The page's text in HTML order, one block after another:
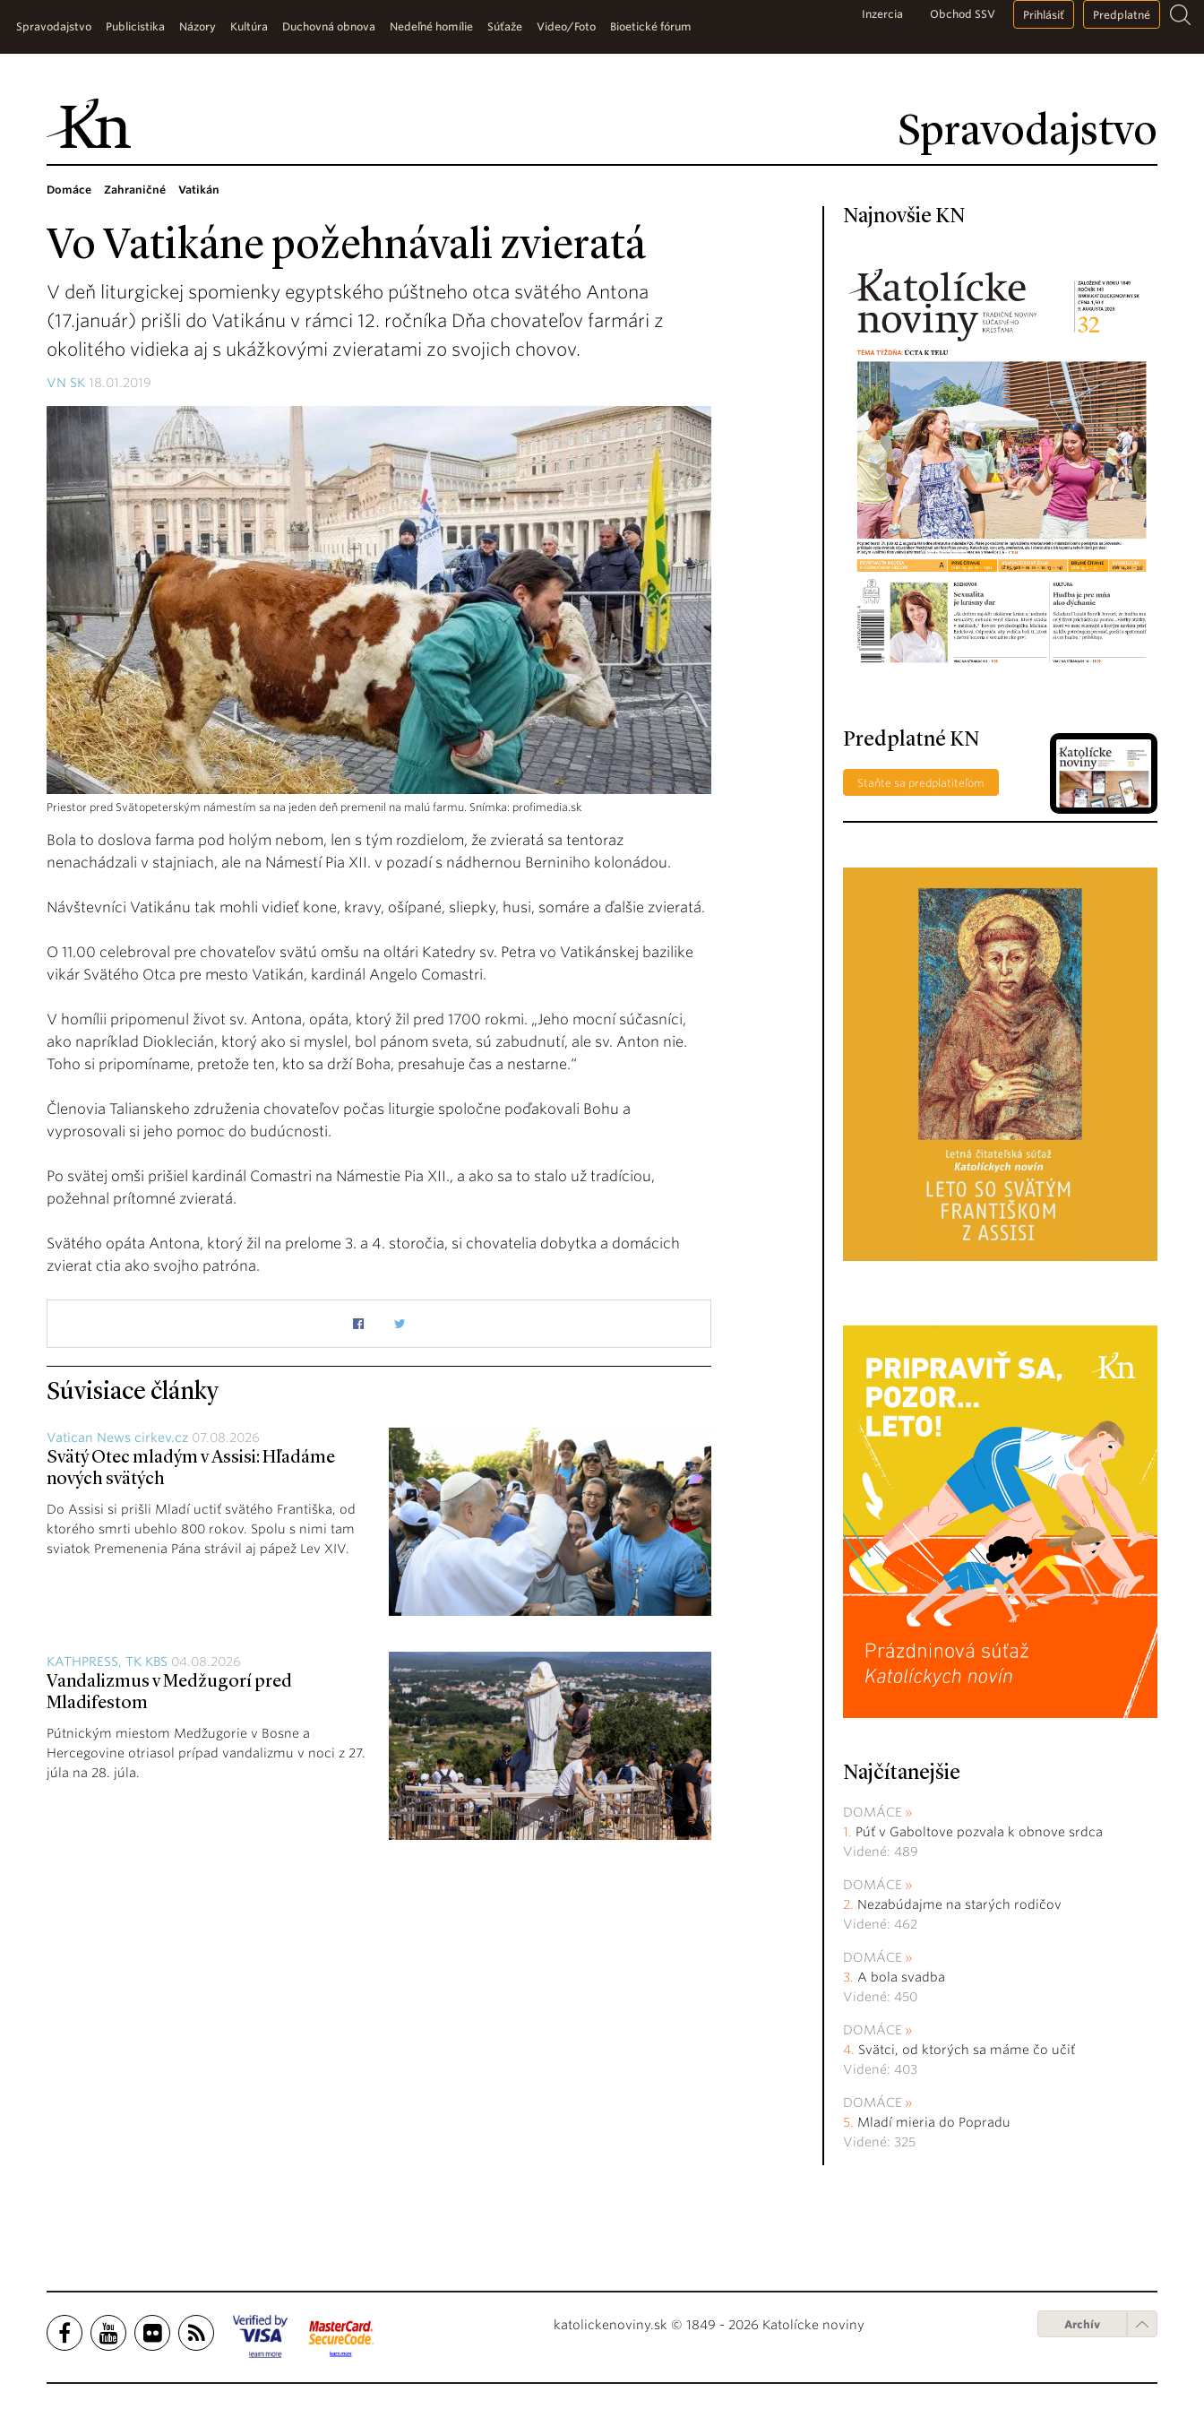
Spravodajstvo
Spravodajstvo Publicistika Názory Kultúra Duchovná obnova Nedeľné homílie Súťaže Video/Foto Bioetické fórum
Inzercia Obchod SSV Prihlásiť Predplatné
Domáce Zahraničné Vatikán
Vo Vatikáne požehnávali zvieratá
V deň liturgickej spomienky egyptského púštneho otca svätého Antona
(17.január) prišli do Vatikánu v rámci 12. ročníka Dňa chovateľov farmári z
okolitého vidieka aj s ukážkovými zvieratami zo svojich chovov.
VN SK 18.01.2019
Priestor pred Svätopeterským námestím sa na jeden deň premenil na malú farmu. Snímka: profimedia.sk
Bola to doslova farma pod holým nebom, len s tým rozdielom, že zvieratá sa tentoraz
nenachádzali v stajniach, ale na Námestí Pia XII. v pozadí s nádhernou Berniniho kolonádou.
Návštevníci Vatikánu tak mohli vidieť kone, kravy, ošípané, sliepky, husi, somáre a ďalšie zvieratá.
O 11.00 celebroval pre chovateľov svätú omšu na oltári Katedry sv. Petra vo Vatikánskej bazilike
vikár Svätého Otca pre mesto Vatikán, kardinál Angelo Comastri.
V homílii pripomenul život sv. Antona, opáta, ktorý žil pred 1700 rokmi. „Jeho mocní súčasníci,
ako napríklad Dioklecián, ktorý ako si myslel, bol pánom sveta, sú zabudnutí, ale sv. Anton nie.
Toho si pripomíname, pretože ten, kto sa drží Boha, presahuje čas a nestarne.“
Členovia Talianskeho združenia chovateľov počas liturgie spoločne poďakovali Bohu a
vyprosovali si jeho pomoc do budúcnosti.
Po svätej omši prišiel kardinál Comastri na Námestie Pia XII., a ako sa to stalo už tradíciou,
požehnal prítomné zvieratá.
Svätého opáta Antona, ktorý žil na prelome 3. a 4. storočia, si chovatelia dobytka a domácich
zvierat ctia ako svojho patróna.
Súvisiace články
Vatican News cirkev.cz 07.08.2026
Svätý Otec mladým v Assisi: Hľadáme
nových svätých
Do Assisi si prišli Mladí uctiť svätého Františka, od
ktorého smrti ubehlo 800 rokov. Spolu s nimi tam
sviatok Premenenia Pána strávil aj pápež Lev XIV.
KATHPRESS, TK KBS 04.08.2026
Vandalizmus v Medžugorí pred
Mladifestom
Pútnickým miestom Medžugorie v Bosne a
Hercegovine otriasol prípad vandalizmu v noci z 27.
júla na 28. júla.
Najnovšie KN
Predplatné KN
Staňte sa predplatiteľom
Najčítanejšie
DOMÁCE
Púť v Gaboltove pozvala k obnove srdca
Videné: 489
DOMÁCE
Nezabúdajme na starých rodičov
Videné: 462
DOMÁCE
A bola svadba
Videné: 450
DOMÁCE
Svätci, od ktorých sa máme čo učiť
Videné: 403
DOMÁCE
Mladí mieria do Popradu
Videné: 325
katolickenoviny.sk © 1849 - 2026 Katolícke noviny Archív